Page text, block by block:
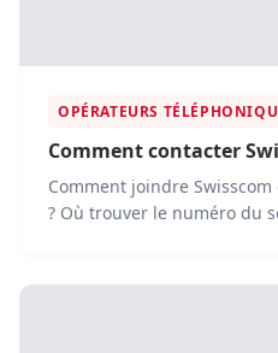
OPÉRATEURS
Comment contacter
Comment joindre
? Où trouver le numéro du